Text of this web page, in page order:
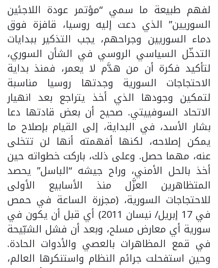
لفهم طبيعة ما سمي “مؤتمر عودة اللاجئين
السوريين” الذي دعت إليه روسيا، قافزة فوق
دماء السوريين وجراحهم، يجب التذكير ببدايات
التدخّل السياسي الروسي في الشأن السوري،
لتأكيد فكرة أن من هدَّم لا يعمر، فمنذ بداية
الاحتجاجات السورية وجدتها روسيا مناسبة
لتمكين وجودها الذي أخذ يتراجع بعد انهيار
الاتحاد السوفييتي. صحيح أن بعض قادتها دعا
بشار الأسد، في البداية، إلى القيام بإصلاح ما
يمكن إصلاحه، لكنها أفهمته أنها لن تتخلى
عنه، مهما حصل. وعلى ذلك، باركت خطواته حين
أخذ بالحل الأمني، وراح جيشه “الباسل” يحصد
المتظاهرين العزَّل منذ الأسابيع الأولى
للاحتجاجات السورية، (مجزرة الساعة في حمص
في 17 إبريل/ نيسان 2011) أي قبل أن يكون في
سورية أي معارض مسلح، وبعد أن فشل الشبّيحة
في قمع المظاهرات بالعصي والأدوات الحادة.
وحين استفحلت جرائم النظام واستنكرها العالم،